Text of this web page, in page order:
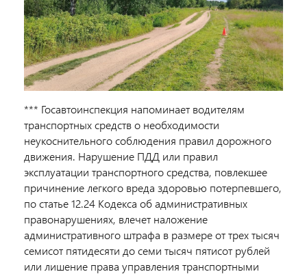
*** Госавтоинспекция напоминает водителям
транспортных средств о необходимости
неукоснительного соблюдения правил дорожного
движения. Нарушение ПДД или правил
эксплуатации транспортного средства, повлекшее
причинение легкого вреда здоровью потерпевшего,
по статье 12.24 Кодекса об административных
правонарушениях, влечет наложение
административного штрафа в размере от трех тысяч
семисот пятидесяти до семи тысяч пятисот рублей
или лишение права управления транспортными